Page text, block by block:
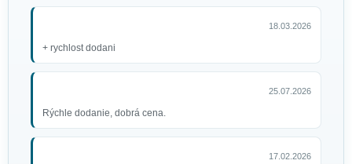
18.03.2026
+ rychlost dodani
25.07.2026
Rýchle dodanie, dobrá cena.
17.02.2026